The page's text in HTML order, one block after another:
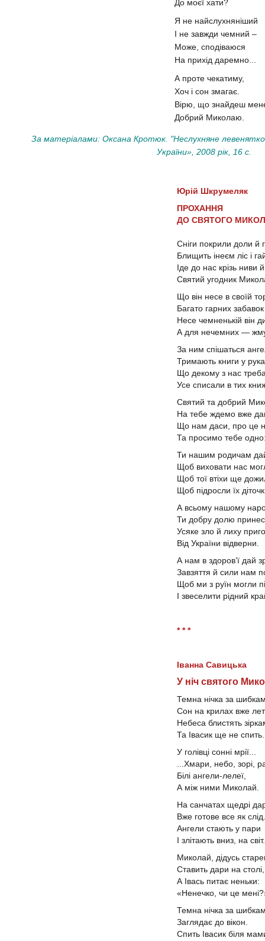
До моєї хати?
Я не найслухняніший
І не завжди чемний –
Може, сподіваюся
На прихід даремно...
А проте чекатиму,
Хоч і сон змагає.
Вірю, що знайдеш
Добрий Миколаю.
За матеріалами: Оксана Кротюк. "Неслухняне
України», 2008 рік, 16 с.
Юрій Шкрумеляк
ПРОХАННЯ
ДО СВЯТОГО
Сніги покрили доли й
Блищить інеєм ліс і
Іде до нас крізь ниви
Святий угодник
Що він несе в своїй
Багато гарних забавок
Несе чемненькій він
А для нечемних —
За ним спішаться
Тримають книги у
Що декому з нас
Усе списали в тих
Святий та добрий
На тебе ждемо вже
Що нам даси, про це
Та просимо тебе
Ти нашим родичам
Щоб виховати нас
Щоб тої втіхи ще
Щоб підросли їх
А всьому нашому
Ти добру долю
Усяке зло й лиху
Від України відверни.
А нам в здоров’ї дай
Завзяття й сили нам
Щоб ми з руїн могли
І звеселити рідний
* * *
Іванна Савицька
У ніч святого
Темна нічка за
Сон на крилах вже
Небеса блистять
Та Івасик ще не спить.
У голівці сонні мрії...
...Хмари, небо, зорі,
Білі ангели-лелеї,
А між ними Миколай.
На санчатах щедрі
Вже готове все як
Ангели стають у пари
І злітають вниз, на
Миколай, дідусь
Ставить дари на
А Івась питає неньки:
«Ненечко, чи це
Темна нічка за
Заглядає до вікон.
Спить Івасик біля